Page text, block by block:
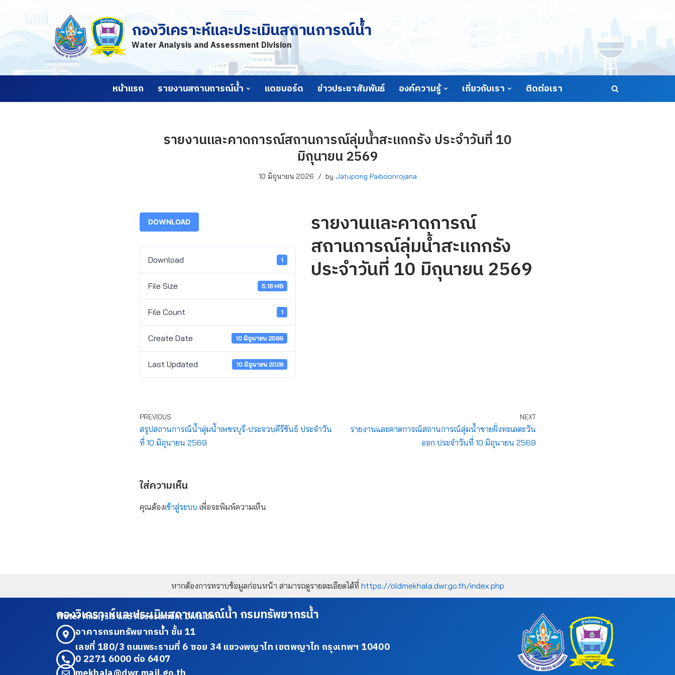
กองวิเคราะห์และประเมินสถานการณ์น้ำ
Water Analysis and Assessment Division
หน้าแรก รายงานสถานการณ์น้ำ แดชบอร์ด ข่าวประชาสัมพันธ์ องค์ความรู้ เกี่ยวกับเรา ติดต่อเรา
รายงานและคาดการณ์สถานการณ์ลุ่มน้ำสะแกกรัง ประจำวันที่ 10
มิถุนายน 2569
10 มิถุนายน 2026 by Jatupong Paiboonrojana
DOWNLOAD
Download 1
File Size 5.18 MB
File Count 1
Create Date 10 มิถุนายน 2569
Last Updated 10 มิถุนายน 2026
รายงานและคาดการณ์
สถานการณ์ลุ่มน้ำสะแกกรัง
ประจำวันที่ 10 มิถุนายน 2569
PREVIOUS
สรุปสถานการณ์น้ำลุ่มน้ำเพชรบุรี-ประจวบคีรีขันธ์ ประจำวัน
ที่ 10 มิถุนายน 2569
NEXT
รายงานและคาดการณ์สถานการณ์ลุ่มน้ำชายฝั่งทะเลตะวัน
ออก ประจำวันที่ 10 มิถุนายน 2569
ใส่ความเห็น
คุณต้องเข้าสู่ระบบ เพื่อจะพิมพ์ความเห็น
หากต้องการทราบข้อมูลก่อนหน้า สามารถดูรายละเอียดได้ที่ https://oldmekhala.dwr.go.th/index.php
กองวิเคราะห์และประเมินสถานการณ์น้ำ กรมทรัพยากรน้ำ
Water Analysis and Assessment Division
อาคารกรมทรัพยากรน้ำ ชั้น 11
เลขที่ 180/3 ถนนพระรามที่ 6 ซอย 34 แขวงพญาไท เขตพญาไท กรุงเทพฯ 10400
0 2271 6000 ต่อ 6407